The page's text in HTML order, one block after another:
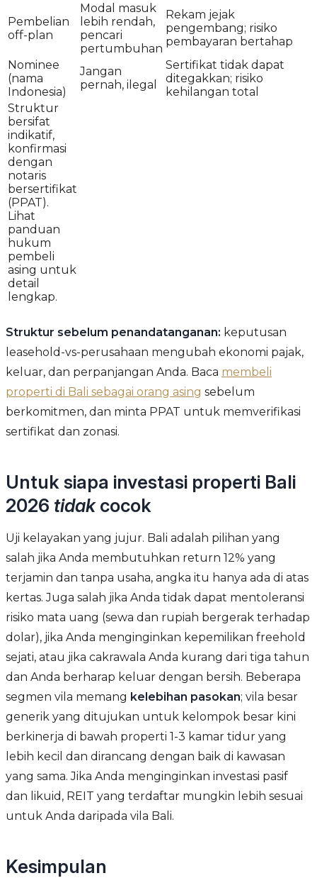
Pembelian
off-plan
Modal masuk
lebih rendah,
pencari
pertumbuhan
Rekam jejak
pengembang; risiko
pembayaran bertahap
Nominee
(nama
Indonesia)
Jangan
pernah, ilegal
Sertifikat tidak dapat
ditegakkan; risiko
kehilangan total
Struktur
bersifat
indikatif,
konfirmasi
dengan
notaris
bersertifikat
(PPAT).
Lihat
panduan
hukum
pembeli
asing untuk
detail
lengkap.
Struktur sebelum penandatanganan: keputusan
leasehold-vs-perusahaan mengubah ekonomi pajak,
keluar, dan perpanjangan Anda. Baca membeli
properti di Bali sebagai orang asing sebelum
berkomitmen, dan minta PPAT untuk memverifikasi
sertifikat dan zonasi.
Untuk siapa investasi properti Bali
2026 tidakcocok
Uji kelayakan yang jujur. Bali adalah pilihan yang
salah jika Anda membutuhkan return 12% yang
terjamin dan tanpa usaha, angka itu hanya ada di atas
kertas. Juga salah jika Anda tidak dapat mentoleransi
risiko mata uang (sewa dan rupiah bergerak terhadap
dolar), jika Anda menginginkan kepemilikan freehold
sejati, atau jika cakrawala Anda kurang dari tiga tahun
dan Anda berharap keluar dengan bersih. Beberapa
segmen vila memang kelebihan pasokan; vila besar
generik yang ditujukan untuk kelompok besar kini
berkinerja di bawah properti 1-3 kamar tidur yang
lebih kecil dan dirancang dengan baik di kawasan
yang sama. Jika Anda menginginkan investasi pasif
dan likuid, REIT yang terdaftar mungkin lebih sesuai
untuk Anda daripada vila Bali.
Kesimpulan